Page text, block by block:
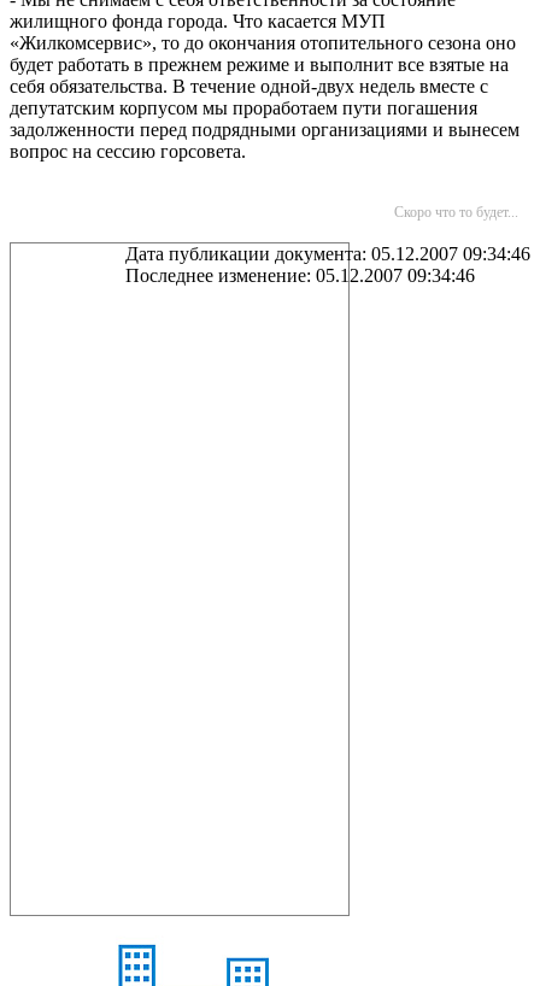
жилищного фонда города. Что касается МУП
«Жилкомсервис», то до окончания отопительного сезона оно
будет работать в прежнем режиме и выполнит все взятые на
себя обязательства. В течение одной-двух недель вместе с
депутатским корпусом мы проработаем пути погашения
задолженности перед подрядными организациями и вынесем
вопрос на сессию горсовета.
Скоро что то будет...
Дата публикации документа: 05.12.2007 09:34:46
Последнее изменение: 05.12.2007 09:34:46